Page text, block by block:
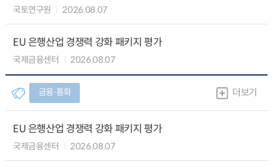
국토연구원 2026.08.07
EU 은행산업 경쟁력 강화 패키지 평가
국제금융센터 2026.08.07
금융∙통화 더보기
EU 은행산업 경쟁력 강화 패키지 평가
국제금융센터 2026.08.07